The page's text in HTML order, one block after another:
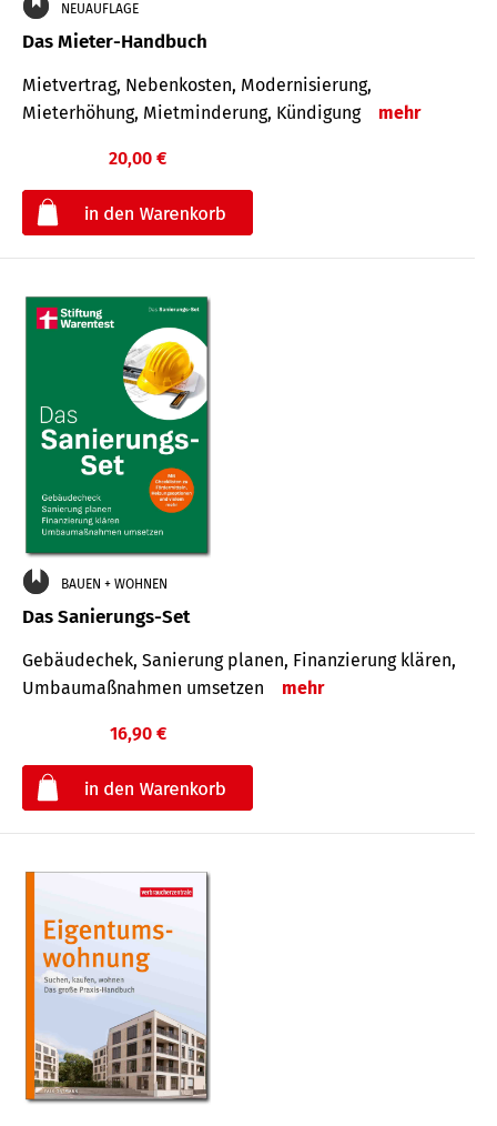
NEUAUFLAGE
Das Mieter-Handbuch
Mietvertrag, Nebenkosten, Modernisierung,
Mieterhöhung, Mietminderung, Kündigung
mehr
20,00 €
BAUEN + WOHNEN
Das Sanierungs-Set
Gebäudechek, Sanierung planen, Finanzierung klären,
Umbaumaßnahmen umsetzen
mehr
16,90 €